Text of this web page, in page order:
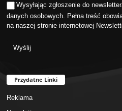
Wysyłając zgłoszenie do
danych osobowych. Pełna treść
na naszej stronie internetowej
Przydatne Linki
Reklama